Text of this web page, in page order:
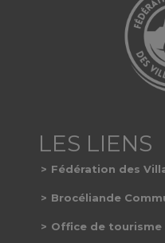
Fédération des
Brocéliande
Office de tourisme